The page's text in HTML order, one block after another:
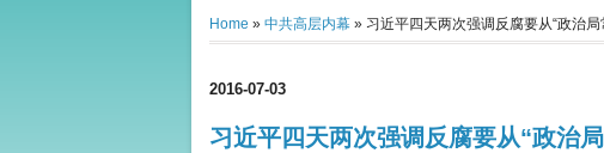
Home » 中共高层内幕 » 习近平四天两次强调反腐要从“政治局
2016-07-03
习近平四天两次强调反腐要从“政治